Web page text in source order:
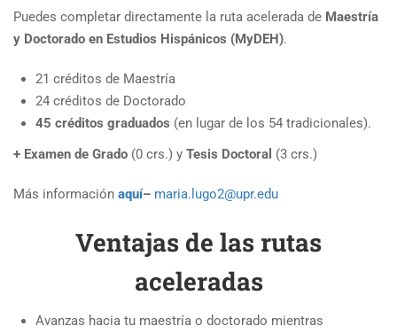
Puedes completar directamente la ruta acelerada de Maestría
y Doctorado en Estudios Hispánicos (MyDEH).
21 créditos de Maestría
24 créditos de Doctorado
45 créditos graduados (en lugar de los 54 tradicionales).
+ Examen de Grado (0 crs.) y Tesis Doctoral (3 crs.)
Más información aquí– maria.lugo2@upr.edu
Ventajas de las rutas
aceleradas
Avanzas hacia tu maestría o doctorado mientras